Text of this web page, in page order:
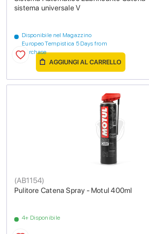
sistema universale V
Disponibile nel Magazzino
Europeo Tempistica 5 Days from
purchase
AGGIUNGI AL CARRELLO
Pulitore Catena Spray - Motul 400ml
(AB1154)
4+ Disponibile